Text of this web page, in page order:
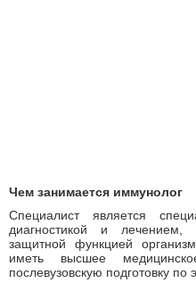
Чем занимается иммунолог
Специалист является
диагностикой и
защитной функцией
иметь высшее
послевузовскую подготовку по